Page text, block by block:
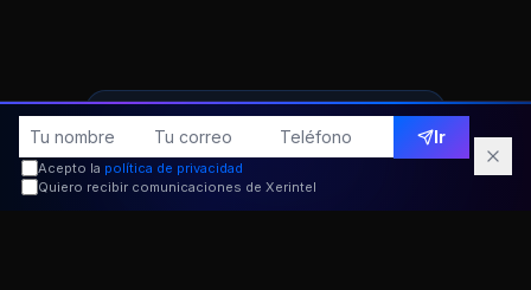
SERVICIO CONDICIONES DE VENTA
Condiciones de Venta
para
Ir
Acepto la política de privacidad
Quiero recibir comunicaciones de Xerintel